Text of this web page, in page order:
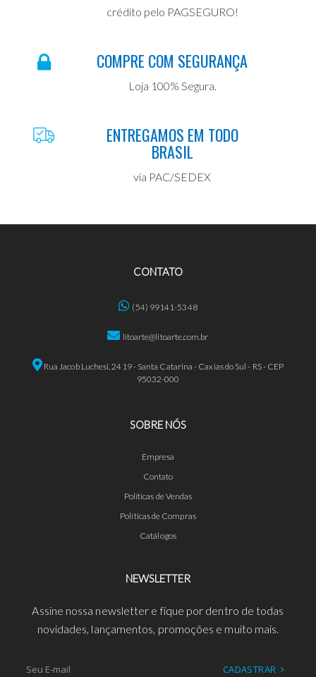
crédito pelo PAGSEGURO!
COMPRE COM SEGURANÇA
Loja 100% Segura.
ENTREGAMOS EM TODO
BRASIL
via PAC/SEDEX
CONTATO
(54) 99141-5348
litoarte@litoarte.com.br
Rua Jacob Luchesi, 2419 - Santa Catarina - Caxias do Sul - RS - CEP
95032-000
SOBRE NÓS
Empresa
Contato
Políticas de Vendas
Políticas de Compras
Catálogos
NEWSLETTER
Assine nossa newsletter e fique por dentro de todas
novidades, lançamentos, promoções e muito mais.
CADASTRAR